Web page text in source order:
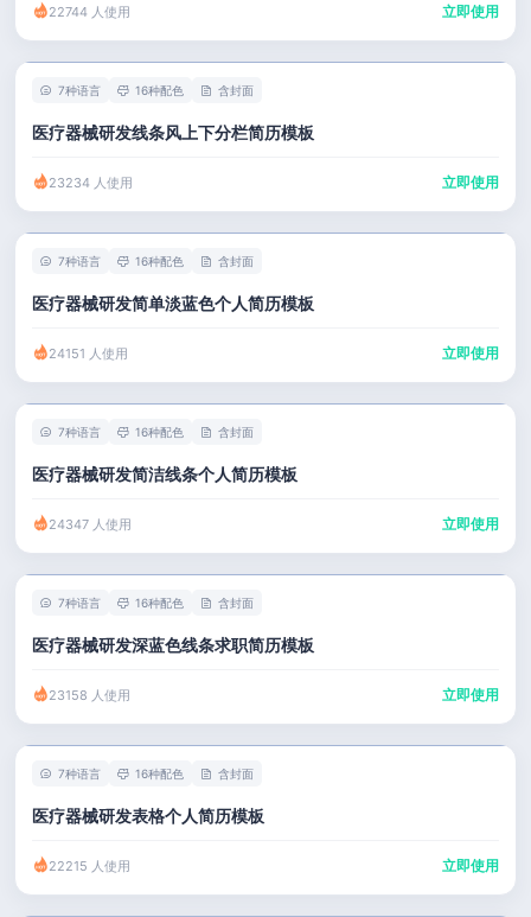
22744 人使用 立即使用
7种语言 16种配色 含封面
医疗器械研发线条风上下分栏简历模板
23234 人使用 立即使用
7种语言 16种配色 含封面
医疗器械研发简单淡蓝色个人简历模板
24151 人使用 立即使用
7种语言 16种配色 含封面
医疗器械研发简洁线条个人简历模板
24347 人使用 立即使用
7种语言 16种配色 含封面
医疗器械研发深蓝色线条求职简历模板
23158 人使用 立即使用
7种语言 16种配色 含封面
医疗器械研发表格个人简历模板
22215 人使用 立即使用